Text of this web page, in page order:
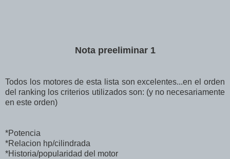
Nota preeliminar 1
Todos los motores de esta lista son excelentes...en el orden
del ranking los criterios utilizados son: (y no necesariamente
en este orden)
*Potencia
*Relacion hp/cilindrada
*Historia/popularidad del motor